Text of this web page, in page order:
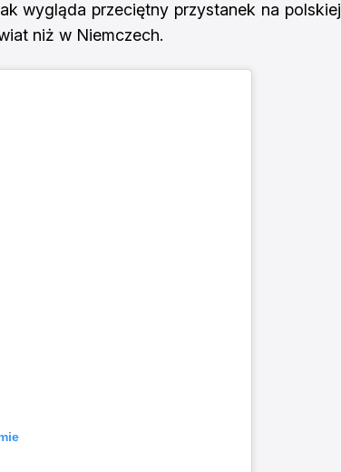
wygląda przeciętny przystanek na polskiej
niż w Niemczech.